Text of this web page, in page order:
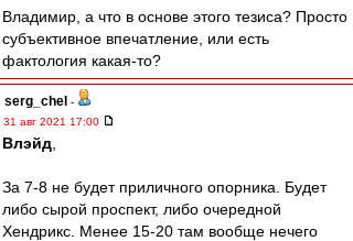
Владимир, а что в основе этого тезиса? Просто
субъективное впечатление, или есть
фактология какая-то?
serg_chel -
31 авг 2021 17:00
Влэйд
За 7-8 не будет приличного опорника. Будет
либо сырой проспект, либо очередной
Хендрикс. Менее 15-20 там вообще нечего